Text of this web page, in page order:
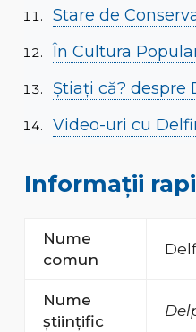
Stare de
În Cultura
Știați că? despre
Video-uri cu
Informații
Nume
comun
Nume
științific